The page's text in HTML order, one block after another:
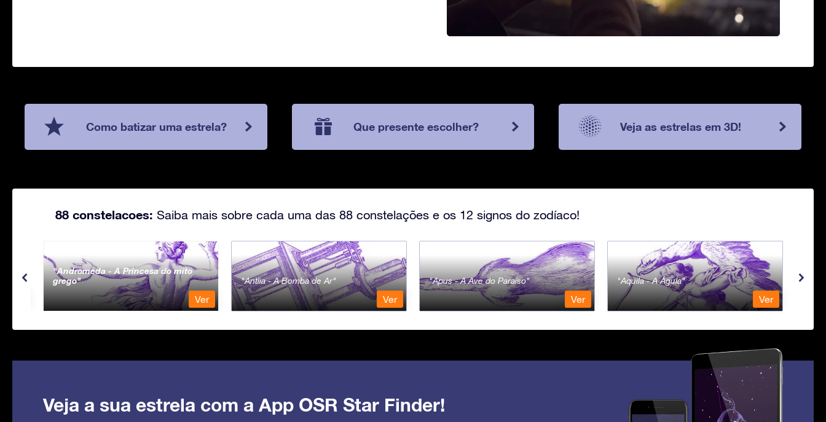
Como batizar uma estrela? Que presente escolher? Veja as estrelas em 3D!
88 constelacoes: Saiba mais sobre cada uma das 88 constelações e os 12 signos do zodíaco!
Andromeda - A Princesa do mito
grego
Ver
Antlia - A Bomba de Ar
Ver
Apus - A Ave do Paraíso
Ver
Aquila - A Águia
Ver
Veja a sua estrela com a App OSR Star Finder!